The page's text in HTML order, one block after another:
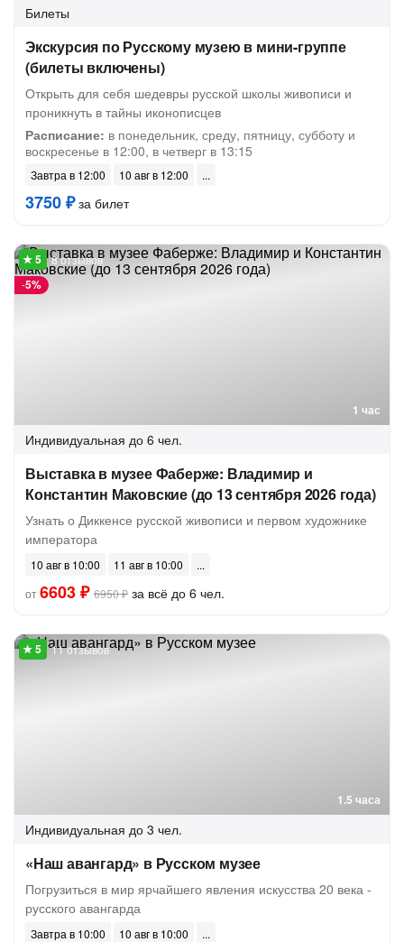
Билеты
Экскурсия по Русскому музею в мини-группе
(билеты включены)
Открыть для себя шедевры русской школы живописи и
проникнуть в тайны иконописцев
Расписание: в понедельник, среду, пятницу, субботу и
воскресенье в 12:00, в четверг в 13:15
Завтра в 12:00 10 авг в 12:00
3750 ₽за билет
1 час
-5%
8 отзывов
Индивидуальная до 6 чел.
Выставка в музее Фаберже: Владимир и
Константин Маковские (до 13 сентября 2026 года)
Узнать о Диккенсе русской живописи и первом художнике
императора
10 авг в 10:00
11 авг в 10:00
от6603 ₽ 6950 ₽ за всё до 6 чел.
1.5 часа
11 отзывов
Индивидуальная до 3 чел.
«Наш авангард» в Русском музее
Погрузиться в мир ярчайшего явления искусства 20 века -
русского авангарда
Завтра в 10:00
10 авг в 10:00